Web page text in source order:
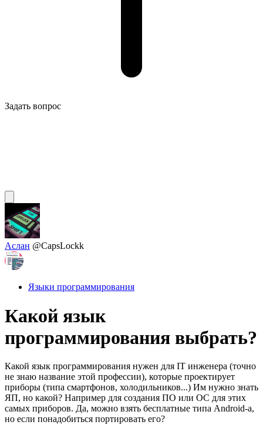
Задать вопрос
Аслан @CapsLockk
Языки программирования
Какой язык
программирования выбрать?
Какой язык программирования нужен для IT инженера (точно
не знаю название этой профессии), которые проектирует
приборы (типа смартфонов, холодильников...) Им нужно знать
ЯП, но какой? Например для создания ПО или ОС для этих
самых приборов. Да, можно взять бесплатные типа Android-а,
но если понадобиться портировать его?